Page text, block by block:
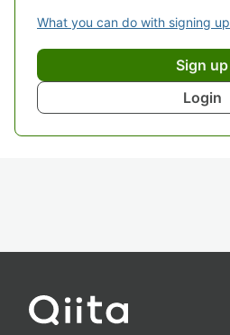
What you can do with signing up
Sign up
Login